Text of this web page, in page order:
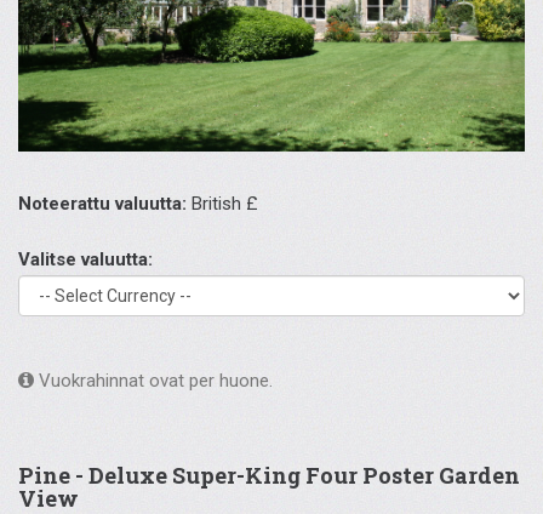
Noteerattu valuutta: British £
Valitse valuutta:
Vuokrahinnat ovat per huone.
Pine - Deluxe Super-King Four Poster Garden
View